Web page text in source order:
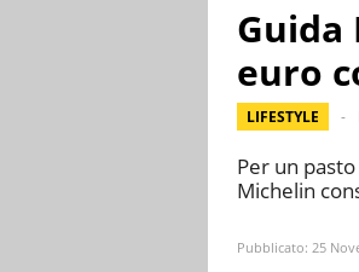
euro
LIFESTYLE
Per un
Michelin
Pubblicato: 25